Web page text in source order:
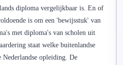
diploma vergelijkbaar is. En of
is om een 'bewijsstuk' van
met diploma's van scholen uit
staat welke buitenlandse
Nederlandse opleiding. De